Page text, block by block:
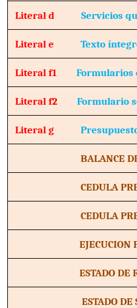
Literal dServicios
Literal eTexto
Literal f1Formularios
Literal f2Formulario
Literal g
BALANCE DE
CEDULA
CEDULA
EJECUCION
ESTADO DE
ESTADO DE